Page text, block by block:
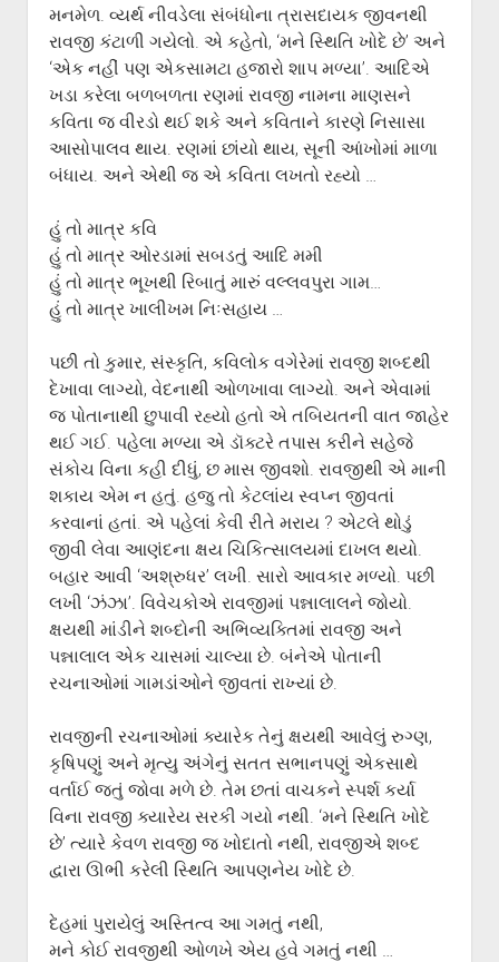
મનમેળ. વ્યર્થ નીવડેલા સંબંધોના ત્રાસદાયક જીવનથી
રાવજી કંટાળી ગયેલો. એ કહેતો, ‘મને સ્થિતિ ખોદે છે’ અને
‘એક નહીં પણ એકસામટા હજારો શાપ મળ્યા’. આદિએ
ખડા કરેલા બળબળતા રણમાં રાવજી નામના માણસને
કવિતા જ વીરડો થઈ શકે અને કવિતાને કારણે નિસાસા
આસોપાલવ થાય. રણમાં છાંયો થાય, સૂની આંખોમાં માળા
બંધાય. અને એથી જ એ કવિતા લખતો રહ્યો …
હું તો માત્ર કવિ
હું તો માત્ર ઓરડામાં સબડતું આદિ મમી
હું તો માત્ર ભૂખથી રિબાતું મારું વલ્લવપુરા ગામ…
હું તો માત્ર ખાલીખમ નિઃસહાય …
પછી તો કુમાર, સંસ્કૃતિ, કવિલોક વગેરેમાં રાવજી શબ્દથી
દેખાવા લાગ્યો, વેદનાથી ઓળખાવા લાગ્યો. અને એવામાં
જ પોતાનાથી છુપાવી રહ્યો હતો એ તબિયતની વાત જાહેર
થઈ ગઈ. પહેલા મળ્યા એ ડૉક્ટરે તપાસ કરીને સહેજે
સંકોચ વિના કહી દીધું, છ માસ જીવશો. રાવજીથી એ માની
શકાય એમ ન હતું. હજુ તો કેટલાંય સ્વપ્ન જીવતાં
કરવાનાં હતાં. એ પહેલાં કેવી રીતે મરાય ? એટલે થોડું
જીવી લેવા આણંદના ક્ષય ચિકિત્સાલયમાં દાખલ થયો.
બહાર આવી ‘અશ્રુધર’ લખી. સારો આવકાર મળ્યો. પછી
લખી ‘ઝંઝા’. વિવેચકોએ રાવજીમાં પન્નાલાલને જોયો.
ક્ષયથી માંડીને શબ્દોની અભિવ્યક્તિમાં રાવજી અને
પન્નાલાલ એક ચાસમાં ચાલ્યા છે. બંનેએ પોતાની
રચનાઓમાં ગામડાંઓને જીવતાં રાખ્યાં છે.
રાવજીની રચનાઓમાં ક્યારેક તેનું ક્ષયથી આવેલું રુગ્ણ,
કૃષિપણું અને મૃત્યુ અંગેનું સતત સભાનપણું એકસાથે
વર્તાઈ જતું જોવા મળે છે. તેમ છતાં વાચકને સ્પર્શ કર્યા
વિના રાવજી ક્યારેય સરકી ગયો નથી. ‘મને સ્થિતિ ખોદે
છે’ ત્યારે કેવળ રાવજી જ ખોદાતો નથી, રાવજીએ શબ્દ
દ્વારા ઊભી કરેલી સ્થિતિ આપણનેય ખોદે છે.
દેહમાં પુરાયેલું અસ્તિત્વ આ ગમતું નથી,
મને કોઈ રાવજીથી ઓળખે એય હવે ગમતું નથી …